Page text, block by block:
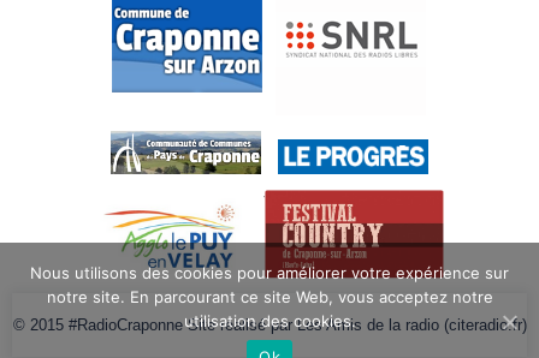
© 2015 #RadioCraponne Site réalisé par Les Amis de la radio (citeradio.fr)
Nous utilisons des cookies pour améliorer votre expérience sur
notre site. En parcourant ce site Web, vous acceptez notre
utilisation des cookies.